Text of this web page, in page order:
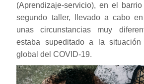
(Aprendizaje-servicio), en el
segundo taller, llevado a cabo
unas circunstancias muy
estaba supeditado a la
global del COVID-19.